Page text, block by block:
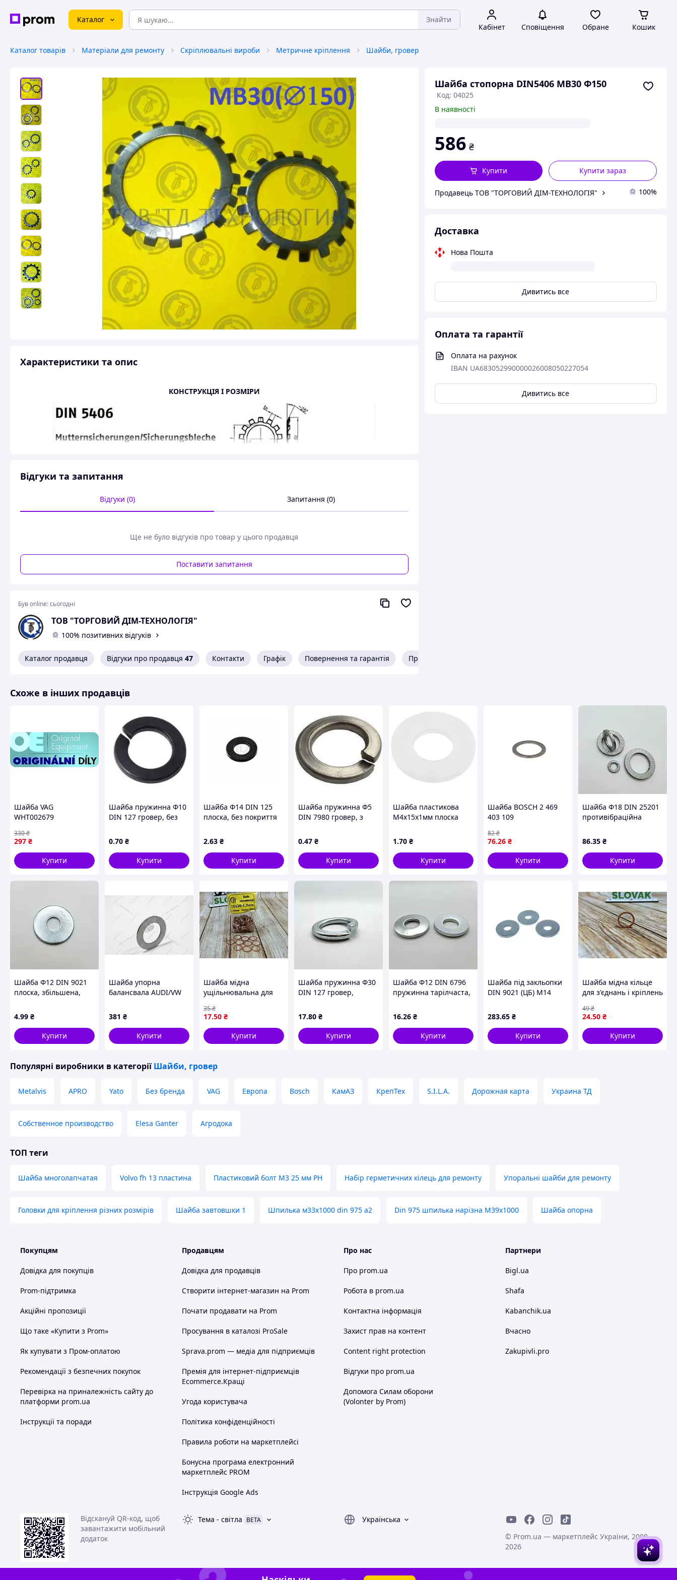
Каталог Знайти
Кабінет Сповіщення Обране Кошик
Каталог товарів Матеріали для ремонту Скріплювальні вироби Метричне кріплення Шайби, гровер
Шайба стопорна DIN5406 MB30 Ф150
Код: 04025
В наявності
586 ₴
Купити зараз
Купити
Продавець ТОВ "ТОРГОВИЙ ДІМ-ТЕХНОЛОГІЯ" 100%
Доставка
Нова Пошта
Дивитись все
Оплата та гарантії
Оплата на рахунок
IBAN UA683052990000026008050227054
Дивитись все
Характеристики та опис
КОНСТРУКЦІЯ І РОЗМІРИ
Відгуки та запитання
Відгуки (0) Запитання (0)
Ще не було відгуків про товар у цього продавця
Поставити запитання
Був online:сьогодні
ТОВ "ТОРГОВИЙ ДІМ-ТЕХНОЛОГІЯ"
100% позитивних відгуків
Каталог продавця Відгуки про продавця 47 Контакти Графік Повернення та гарантія Про продавця
Схоже в інших продавців
Шайба VAG
WHT002679
297 ₴
330₴
Купити
Шайба пружинна Ф10
DIN 127 гровер, без
0.70 ₴
Купити
Шайба Ф14 DIN 125
плоска, без покриття
2.63 ₴
Купити
Шайба пружинна Ф5
DIN 7980 гровер, з
перерізом,
нержавіюча сталь А2
0.47 ₴
Купити
Шайба пластикова
М4х15х1мм плоска
1.70 ₴
Купити
Шайба BOSCH 2 469
403 109
76.26 ₴
82₴
Купити
Шайба Ф18 DIN 25201
противібраційна
86.35 ₴
Купити
Шайба Ф12 DIN 9021
плоска, збільшена,
4.99 ₴
Купити
Шайба упорна
балансвала AUDI/VW
381 ₴
Купити
Шайба мідна
ущільнювальна для
герметизація нарізних
з'єднань 16х20х1 5 мм
17.50 ₴
35₴
Купити
Шайба пружинна Ф30
DIN 127 гровер,
17.80 ₴
Купити
Шайба Ф12 DIN 6796
пружинна тарілчаста,
16.26 ₴
Купити
Шайба під закльопки
DIN 9021 (ЦБ) М14
КРЕПТЕХ
283.65 ₴
Купити
Шайба мідна кільце
для з'єднань і кріплень
надійної фіксації
24.50 ₴
49₴
Купити
Популярні виробники в категорії Шайби, гровер
Metalvis APRO Yato Без бренда VAG Европа Bosch КамАЗ КрепТех S.I.L.A. Дорожная карта Украина ТД
Собственное производство Elesa Ganter Агродока
ТОП теги
Шайба многолапчатая Volvo fh 13 пластина Пластиковий болт M3 25 мм PH Набір герметичних кілець для ремонту Упоральні шайби для ремонту
Головки для кріплення різних розмірів Шайба завтовшки 1 Шпилька м33х1000 din 975 а2 Din 975 шпилька нарізна М39х1000 Шайба опорна
Покупцям
Довідка для покупців
Prom-підтримка
Акційні пропозиції
Що таке «Купити з Prom»
Як купувати з Пром-оплатою
Рекомендації з безпечних покупок
Перевірка на приналежність сайту до
платформи prom.ua
Інструкції та поради
Продавцям
Довідка для продавців
Створити інтернет-магазин на Prom
Почати продавати на Prom
Просування в каталозі ProSale
Sprava.prom — медіа для підприємців
Премія для інтернет-підприємців
Ecommerce.Кращі
Угода користувача
Політика конфіденційності
Правила роботи на маркетплейсі
Бонусна програма електронний
маркетплейс PROM
Інструкція Google Ads
Про нас
Про prom.ua
Робота в prom.ua
Контактна інформація
Захист прав на контент
Content right protection
Відгуки про prom.ua
Допомога Силам оборони
(Volonter by Prom)
Партнери
Bigl.ua
Shafa
Kabanchik.ua
Вчасно
Zakupivli.pro
Відскануй QR-код, щоб
завантажити мобільний
додаток
Тема - світла BETA
Українська
© Prom.ua — маркетплейс України, 2008-
2026